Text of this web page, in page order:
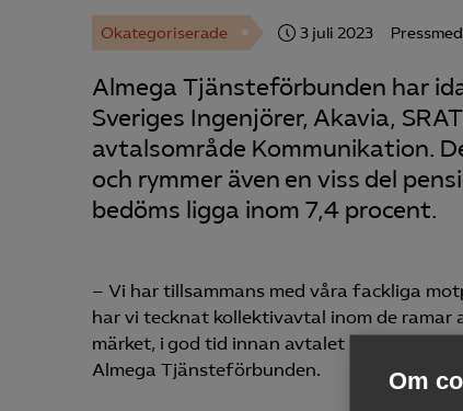
Om
Okategoriserade 3 juli 2023
Almega Tjänsteförbunden har
Sveriges Ingenjörer, Akavia,
avtalsområde Kommunikation.
och rymmer även en viss del
bedöms ligga inom 7,4 procent.
– Vi har tillsammans med våra fackliga
har vi tecknat kollektivavtal inom de ramar
märket, i god tid innan avtalet löper ut. Det
Almega Tjänsteförbunden.